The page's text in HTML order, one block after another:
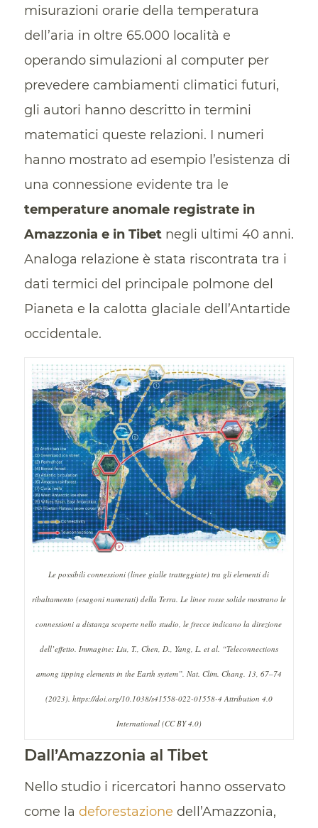
misurazioni orarie della temperatura
dell’aria in oltre 65.000 località e
operando simulazioni al computer per
prevedere cambiamenti climatici futuri,
gli autori hanno descritto in termini
matematici queste relazioni. I numeri
hanno mostrato ad esempio l’esistenza di
una connessione evidente tra le
temperature anomale registrate in
Amazzonia e in Tibetnegli ultimi 40 anni.
Analoga relazione è stata riscontrata tra i
dati termici del principale polmone del
Pianeta e la calotta glaciale dell’Antartide
occidentale.
Le possibili connessioni (linee gialle tratteggiate) tra gli elementi di
ribaltamento (esagoni numerati) della Terra. Le linee rosse solide mostrano le
connessioni a distanza scoperte nello studio, le frecce indicano la direzione
dell’effetto. Immagine: Liu, T., Chen, D., Yang, L. et al. “Teleconnections
among tipping elements in the Earth system”. Nat. Clim. Chang. 13, 67–74
(2023). https://doi.org/10.1038/s41558-022-01558-4 Attribution 4.0
International (CC BY 4.0)
Dall’Amazzonia al Tibet
Nello studio i ricercatori hanno osservato
come la deforestazione dell’Amazzonia,